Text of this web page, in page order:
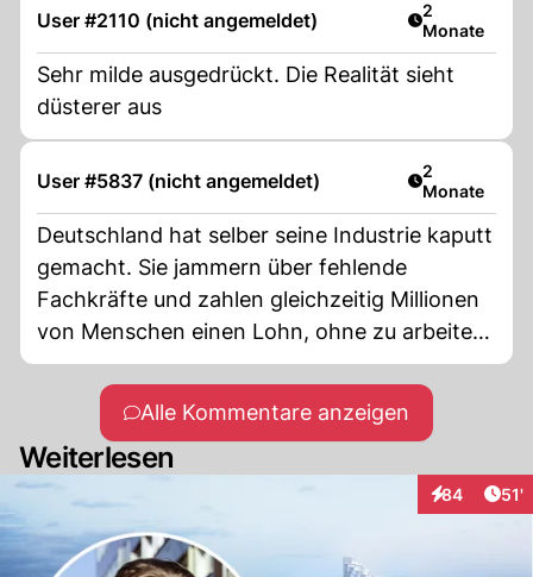
User #2110 (nicht angemeldet) Artikel
2
Monate
Sehr milde ausgedrückt. Die Realität sieht
düsterer aus
User #5837 (nicht angemeldet) Artikel
2
Monate
Deutschland hat selber seine Industrie kaputt
gemacht. Sie jammern über fehlende
Fachkräfte und zahlen gleichzeitig Millionen
von Menschen einen Lohn, ohne zu arbeiten.
Millionen von Flüchtlingen überfordern das
ganze System und dennoch fährt man den
eingeschlagenen Kurs einfach weiter. Die
Arbeitnehmerschaft, welche alles finanziert,
ist der grosse Verlierer. Mit diesem
überbordenden Sozialsystem kann keine
Regierung regieren.
Alle Kommentare anzeigen
Weiterlesen
84
Interaktionen
51'